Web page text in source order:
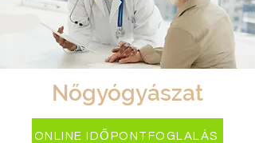
Nőgyógyászat
ONLINE IDŐPONTFOGLALÁS